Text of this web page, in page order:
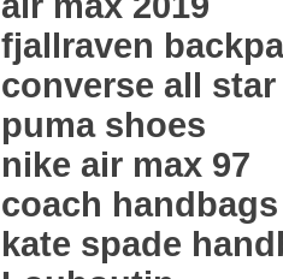
fjallraven
converse all star
puma shoes
nike air max 97
coach handbags
kate spade